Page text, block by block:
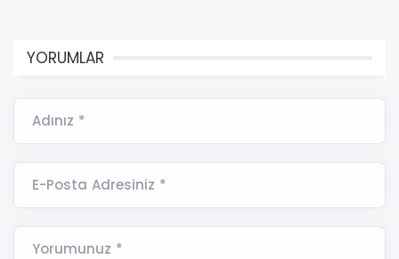
YORUMLAR
Adınız *
E-Posta Adresiniz *
Yorumunuz *